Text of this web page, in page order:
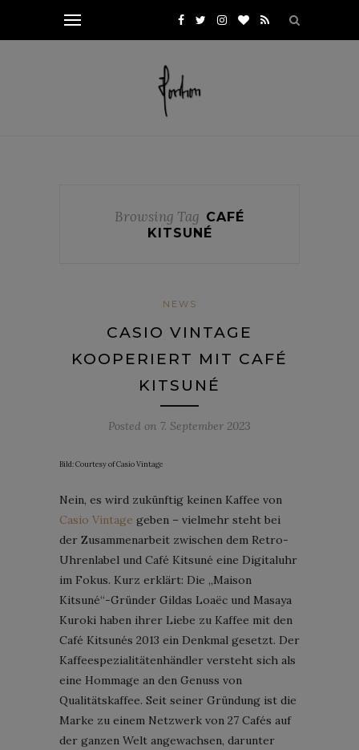
Browsing Tag CAFÉ
KITSUNÉ
NEWS
CASIO VINTAGE
KOOPERIERT MIT CAFÉ
KITSUNÉ
Posted on 7. September 2023
Bild: Courtesy of Casio Vintage
Nein, es wird zukünftig keinen Kaffee von
Casio Vintage geben – vielmehr steht bei
der Zusammenarbeit zwischen dem Retro-
Uhrenlabel und Café Kitsuné eine Digitaluhr
im Fokus. Kurz erklärt: Die „Maison
Kitsuné“-Gründer Gildas Loaëc und Masaya
Kuroki haben ihrer Liebe zu Kaffee mit den
Café Kitsunés 2013 ein Denkmal gesetzt. Der
Kaffeespezialitätenhändler versteht sich als
eine Hommage an den Genuss von
Qualitätskaffee. Seit seiner Gründung ist die
Marke zu einem Netzwerk von 27 Cafés auf
der ganzen Welt angewachsen, darunter